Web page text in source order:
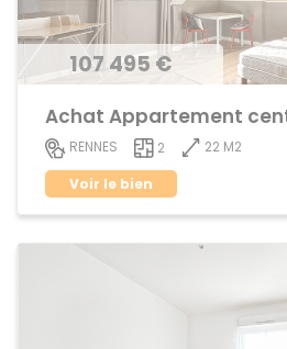
107 495 €
RENNES 2
22 M2
Voir le bien